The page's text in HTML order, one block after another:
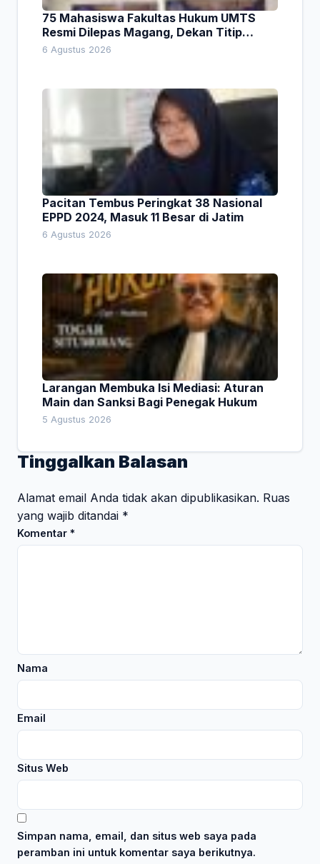
75 Mahasiswa Fakultas Hukum UMTS
Resmi Dilepas Magang, Dekan Titip
Empat Pesan Penting
6 Agustus 2026
Pacitan Tembus Peringkat 38 Nasional
EPPD 2024, Masuk 11 Besar di Jatim
6 Agustus 2026
Larangan Membuka Isi Mediasi: Aturan
Main dan Sanksi Bagi Penegak Hukum
5 Agustus 2026
Tinggalkan Balasan
Alamat email Anda tidak akan dipublikasikan. Ruas
yang wajib ditandai *
Komentar *
Nama
Email
Situs Web
Simpan nama, email, dan situs web saya pada
peramban ini untuk komentar saya berikutnya.